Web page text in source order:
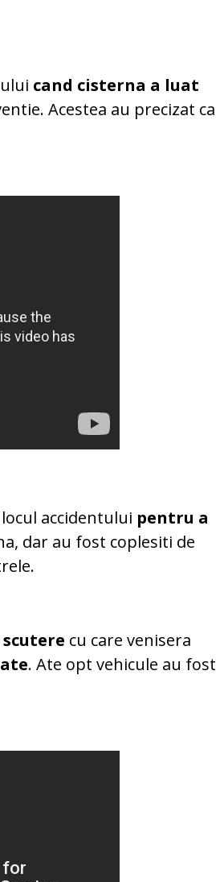
cand cisterna a luat
Acestea au precizat ca
accidentului pentru a
dar au fost coplesiti de
scutere cu care venisera
. Ate opt vehicule au fost